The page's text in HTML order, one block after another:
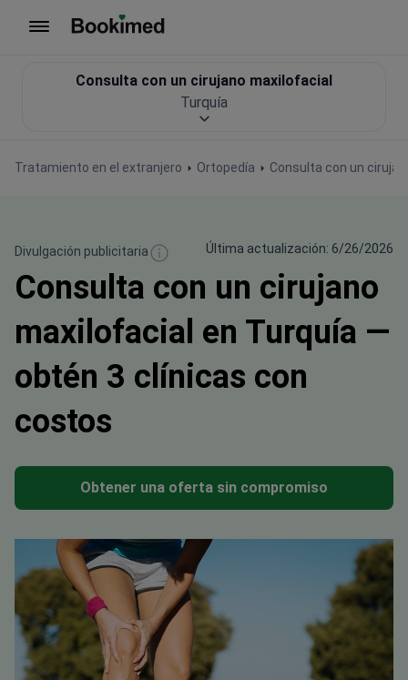
Tratamiento en el extranjero Ortopedía Consulta con un
Consulta con un cirujano maxilofacial
Turquía
Divulgación publicitaria Última actualización: 6/26/2026
Consulta con un cirujano
maxilofacial en Turquía —
obtén 3 clínicas con
costos
Obtener una oferta sin compromiso